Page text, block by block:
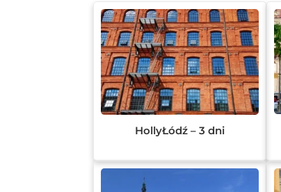
HollyŁódź – 3 dni